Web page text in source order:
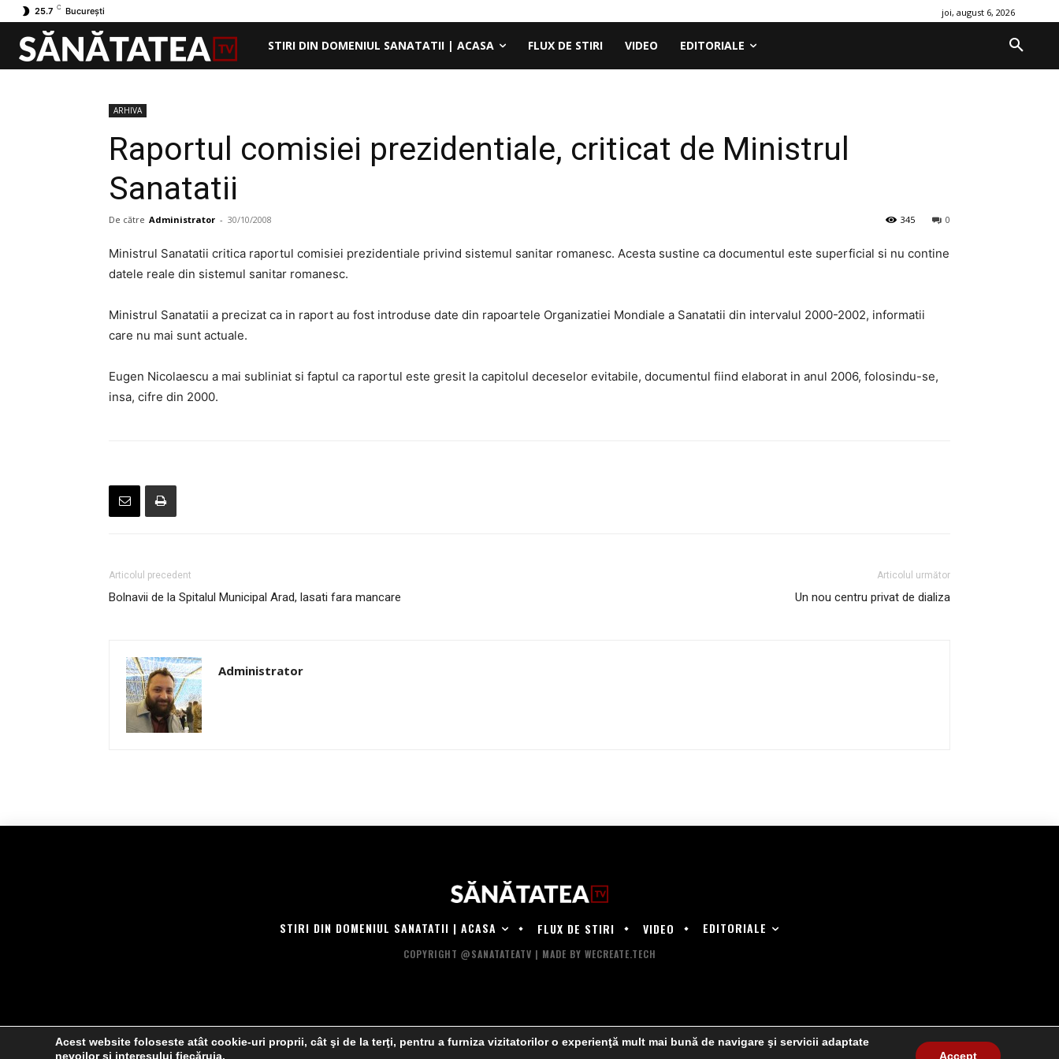
25.7 C București joi, august 6, 2026
STIRI DIN DOMENIUL SANATATII | ACASA FLUX DE STIRI VIDEO EDITORIALE
ARHIVA
Raportul comisiei prezidentiale, criticat de Ministrul
Sanatatii
De către Administrator - 30/10/2008 0
345
Ministrul Sanatatii critica raportul comisiei prezidentiale privind sistemul sanitar romanesc. Acesta sustine ca documentul este superficial si nu contine
datele reale din sistemul sanitar romanesc.
Ministrul Sanatatii a precizat ca in raport au fost introduse date din rapoartele Organizatiei Mondiale a Sanatatii din intervalul 2000-2002, informatii
care nu mai sunt actuale.
Eugen Nicolaescu a mai subliniat si faptul ca raportul este gresit la capitolul deceselor evitabile, documentul fiind elaborat in anul 2006, folosindu-se,
insa, cifre din 2000.
Articolul precedent
Bolnavii de la Spitalul Municipal Arad, lasati fara mancare
Articolul următor
Un nou centru privat de dializa
Administrator
STIRI DIN DOMENIUL SANATATII | ACASA FLUX DE STIRI VIDEO EDITORIALE
COPYRIGHT @SANATATEATV | MADE BY WECREATE.TECH
Acest website foloseste atât cookie-uri proprii, cât şi de la terţi, pentru a furniza vizitatorilor o experienţă mult mai bună de navigare şi servicii adaptate
nevoilor şi interesului fiecăruia.
Accept